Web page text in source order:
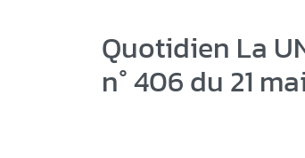
Quotidien La
n° 406 du 21